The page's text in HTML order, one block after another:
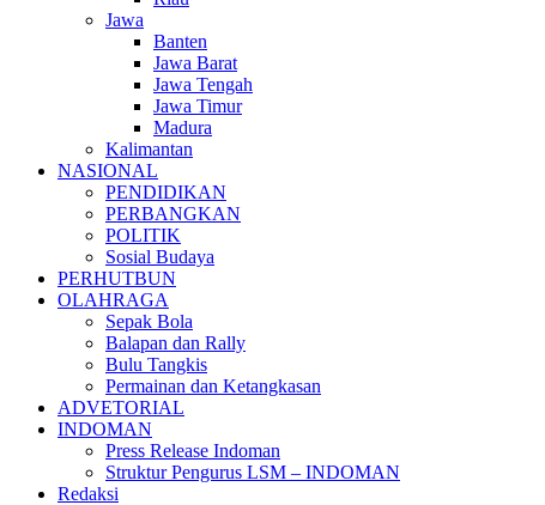
Jawa
Banten
Jawa Barat
Jawa Tengah
Jawa Timur
Madura
Kalimantan
NASIONAL
PENDIDIKAN
PERBANGKAN
POLITIK
Sosial Budaya
PERHUTBUN
OLAHRAGA
Sepak Bola
Balapan dan Rally
Bulu Tangkis
Permainan dan Ketangkasan
ADVETORIAL
INDOMAN
Press Release Indoman
Struktur Pengurus LSM – INDOMAN
Redaksi